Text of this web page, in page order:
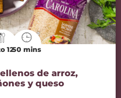
1250 mins
de arroz,
y queso